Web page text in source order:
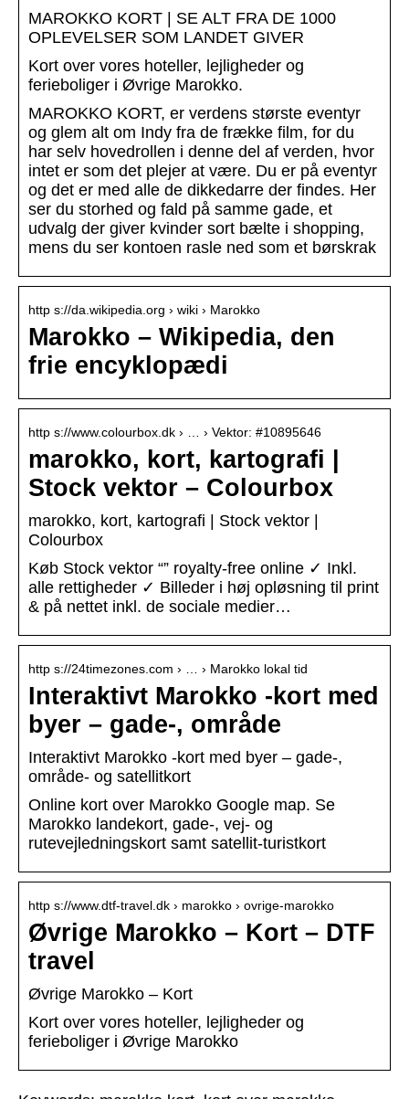
MAROKKO KORT | SE ALT FRA DE 1000
OPLEVELSER SOM LANDET GIVER
Kort over vores hoteller, lejligheder og
ferieboliger i Øvrige Marokko.
MAROKKO KORT, er verdens største eventyr
og glem alt om Indy fra de frække film, for du
har selv hovedrollen i denne del af verden, hvor
intet er som det plejer at være. Du er på eventyr
og det er med alle de dikkedarre der findes. Her
ser du storhed og fald på samme gade, et
udvalg der giver kvinder sort bælte i shopping,
mens du ser kontoen rasle ned som et børskrak
http s://da.wikipedia.org › wiki › Marokko
Marokko – Wikipedia, den
frie encyklopædi
http s://www.colourbox.dk › … › Vektor: #10895646
marokko, kort, kartografi |
Stock vektor – Colourbox
marokko, kort, kartografi | Stock vektor |
Colourbox
Køb Stock vektor “” royalty-free online ✓ Inkl.
alle rettigheder ✓ Billeder i høj opløsning til print
& på nettet inkl. de sociale medier…
http s://24timezones.com › … › Marokko lokal tid
Interaktivt Marokko -kort med
byer – gade-, område
Interaktivt Marokko -kort med byer – gade-,
område- og satellitkort
Online kort over Marokko Google map. Se
Marokko landekort, gade-, vej- og
rutevejledningskort samt satellit-turistkort
http s://www.dtf-travel.dk › marokko › ovrige-marokko
Øvrige Marokko – Kort – DTF
travel
Øvrige Marokko – Kort
Kort over vores hoteller, lejligheder og
ferieboliger i Øvrige Marokko